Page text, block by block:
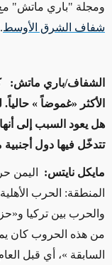
ومجلة "باري ماتش"
شفاف الشرق الأوسط
الشفاف/باري ماتش:
الأكثر «غموضاً »
هل يعود السبب إلى
تتدخّل فيها دول
مايكل نايتس:
اليمن
المنطقة: الحرب
والحرب بين تركيا
من هذه الحروب كان